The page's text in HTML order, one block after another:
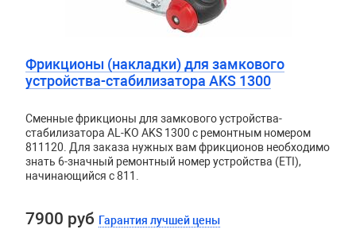
Фрикционы (накладки) для замкового
устройства-стабилизатора AKS 1300
Сменные фрикционы для замкового устройства-
стабилизатора AL-KO AKS 1300 с ремонтным номером
811120. Для заказа нужных вам фрикционов необходимо
знать 6-значный ремонтный номер устройства (ETI),
начинающийся с 811.
7900 руб Гарантия лучшей цены